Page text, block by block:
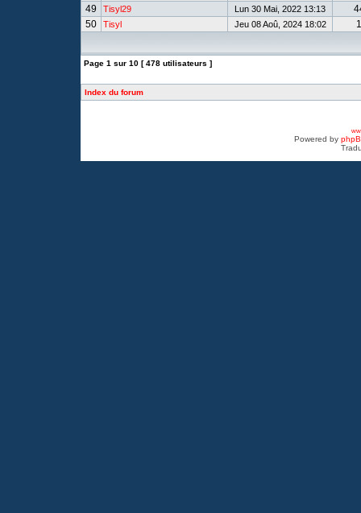
49
Tisyl29 Lun 30 Mai, 2022 13:13
50
Tisyl Jeu 08 Aoû, 2024 18:02
Page 1 sur 10 [ 478 utilisateurs ]
Index du forum
Powered by